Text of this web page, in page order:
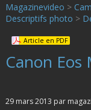
Magazinevideo >
Descriptifs photo >
Article en PDF
Canon Eos
29 mars 2013 par